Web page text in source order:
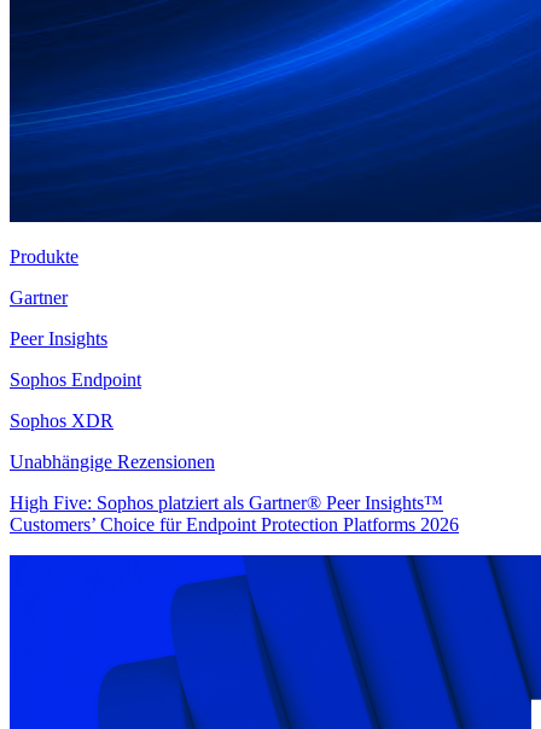
Produkte
Gartner
Peer Insights
Sophos Endpoint
Sophos XDR
Unabhängige Rezensionen
High Five: Sophos platziert als Gartner® Peer Insights™
Customers’ Choice für Endpoint Protection Platforms 2026